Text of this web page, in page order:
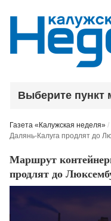
Выберите пункт
Газета «Калужская неделя» /
Далянь-Калуга продлят до
Маршрут
продлят до